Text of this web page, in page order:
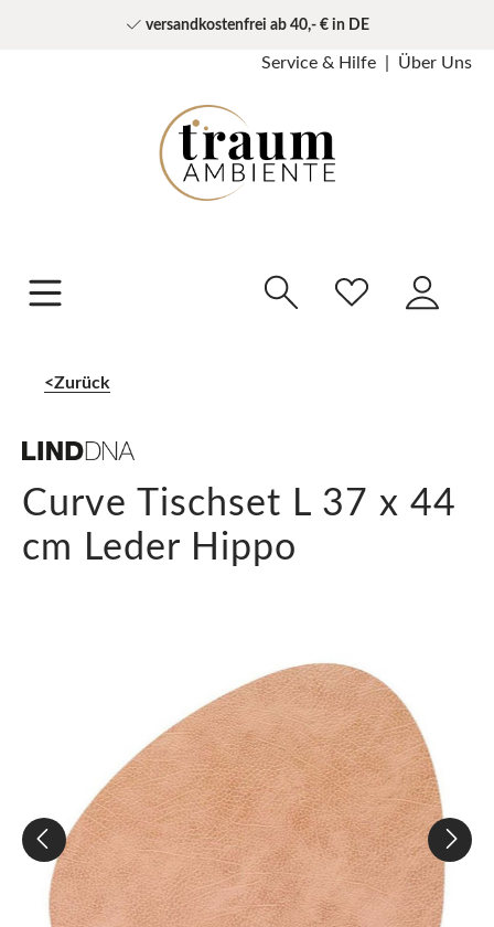
versandkostenfrei ab 40,- € in DE
Service & Hilfe Über Uns
Zurück
Curve Tischset L 37 x 44
cm Leder Hippo